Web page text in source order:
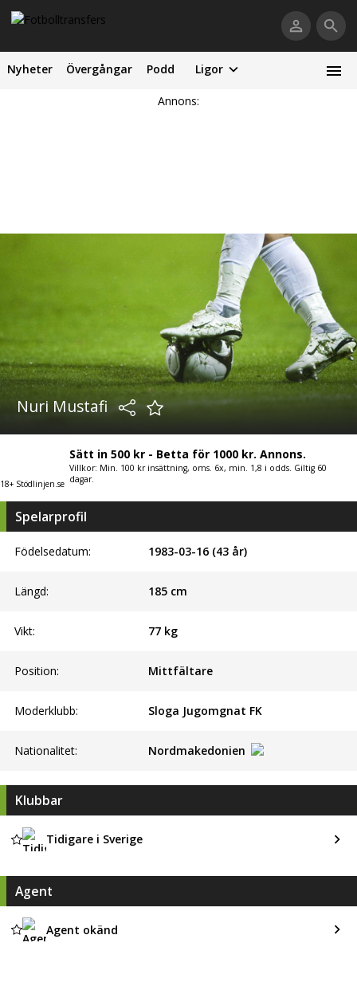
Nyheter Övergångar Podd Ligor
Annons:
Nuri Mustafi
18+ Stödlinjen.se
Sätt in 500 kr - Betta för 1000 kr. Annons.
Villkor: Min. 100 kr insättning, oms. 6x, min. 1,8 i odds. Giltig 60
dagar.
Spelarprofil
Födelsedatum: 1983-03-16 (43 år)
Längd: 185cm
Vikt: 77kg
Position: Mittfältare
Moderklubb: Sloga Jugomgnat FK
Nationalitet: Nordmakedonien
Klubbar
Tidigare i Sverige
Agent
Agent okänd